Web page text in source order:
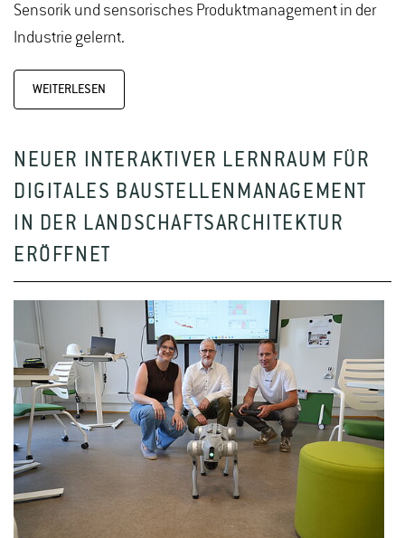
Sensorik und sensorisches Produktmanagement in der
Industrie gelernt.
WEITERLESEN
NEUER INTERAKTIVER LERNRAUM FÜR
DIGITALES BAUSTELLENMANAGEMENT
IN DER LANDSCHAFTSARCHITEKTUR
ERÖFFNET